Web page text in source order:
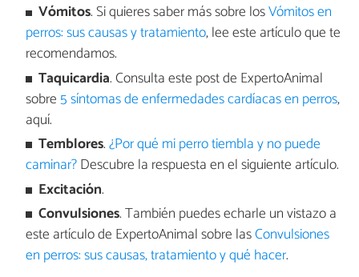
Vómitos. Si quieres saber más sobre losVómitos en
perros: sus causas y tratamiento, lee este artículo que te
recomendamos.
Taquicardia. Consulta este post de ExpertoAnimal
sobre5 síntomas de enfermedades cardíacas en perros,
aquí.
Temblores.¿Por qué mi perro tiembla y no puede
caminar?Descubre la respuesta en el siguiente artículo.
Excitación.
Convulsiones. También puedes echarle un vistazo a
este artículo de ExpertoAnimal sobre lasConvulsiones
en perros: sus causas, tratamiento y qué hacer.